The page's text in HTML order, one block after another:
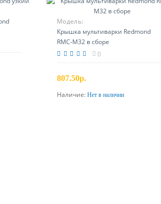
Модель:
Крышка мультиварки Redmond
RMC-M32 в сборе
0
807.50р.
Предзаказ
Наличие: Нет в наличии